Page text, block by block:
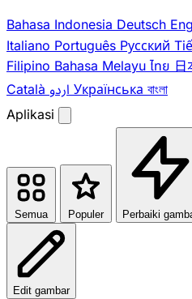
Bahasa Indonesia Deutsch
Italiano Português Pусский
Filipino Bahasa Melayu ไทย 日
Català
Українська বাংলা
Aplikasi
Semua Populer Perbaiki
Edit gambar